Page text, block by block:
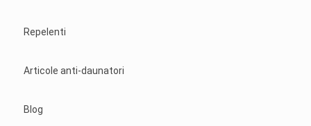
Repelenti
Articole anti-daunatori
Blog